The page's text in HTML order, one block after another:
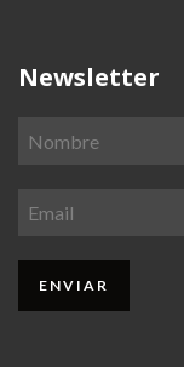
Newsletter